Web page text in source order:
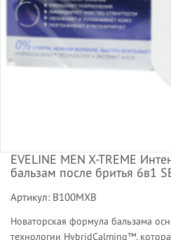
EVELINE MEN X-TREME
бальзам после бритья 6в1
Артикул: B100MXB
Новаторская формула бальзама
технологии HybridCalming™,